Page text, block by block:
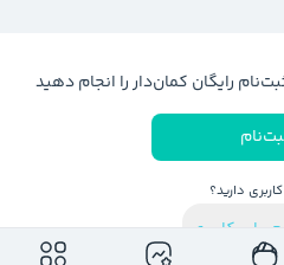
رایگان کمان‌دار را انجام دهید
دارید؟
حساب کاربری